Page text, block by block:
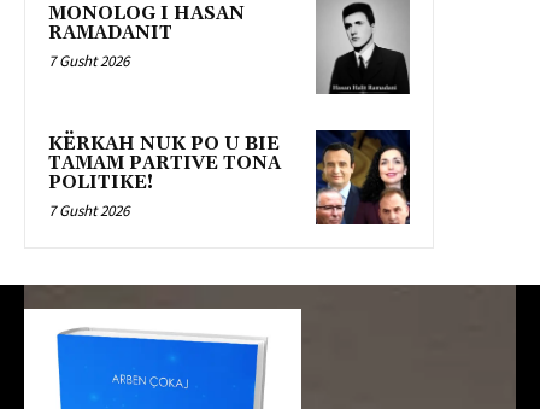
MONOLOG I HASAN
RAMADANIT
7 Gusht 2026
KËRKAH NUK PO U BIE
TAMAM PARTIVE TONA
POLITIKE!
7 Gusht 2026